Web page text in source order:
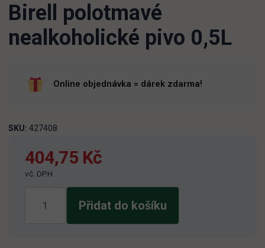
Birell polotmavé
nealkoholické pivo 0,5L
Online objednávka = dárek zdarma!
SKU: 427408
404,75 Kč
vč. DPH
polotmavé
nealkoholické
Přidat do košíku